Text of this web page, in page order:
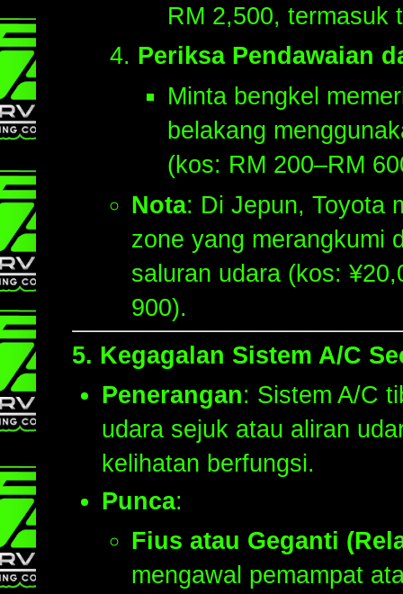
RM 2,500, termasuk
Periksa Pendawaian
Minta bengkel
belakang
(kos: RM 200–RM
Nota: Di Jepun, Toyota
zone yang merangkumi
saluran udara (kos:
900).
5. Kegagalan Sistem A/C
Penerangan: Sistem A/C
udara sejuk atau aliran
kelihatan berfungsi.
Punca:
Fius atau Geganti
mengawal pemampat